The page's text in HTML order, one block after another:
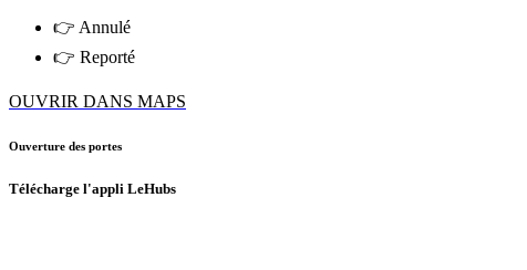
👉 Annulé
👉 Reporté
OUVRIR DANS MAPS
Ouverture des portes
Télécharge l'appli LeHubs